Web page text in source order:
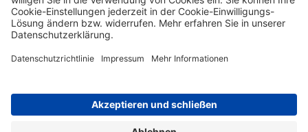
Impressum Datenschutz Barrierefreiheit